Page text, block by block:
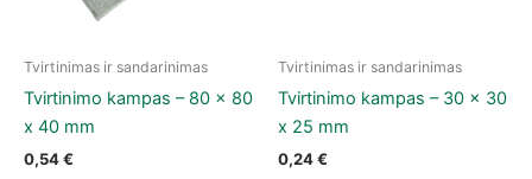
Tvirtinimas ir sandarinimas
Tvirtinimo kampas – 80 x 80
x 40 mm
0,54€
Tvirtinimas ir sandarinimas
Tvirtinimo kampas – 30 x 30
x 25 mm
0,24€